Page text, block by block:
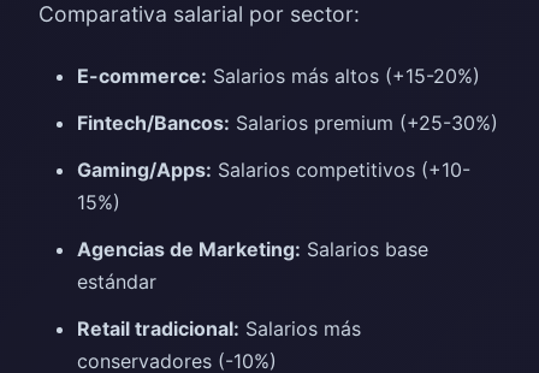
Comparativa salarial por sector:
E-commerce: Salarios más altos (+15-20%)
Fintech/Bancos: Salarios premium (+25-30%)
Gaming/Apps: Salarios competitivos (+10-
15%)
Agencias de Marketing: Salarios base
estándar
Retail tradicional: Salarios más
conservadores (-10%)